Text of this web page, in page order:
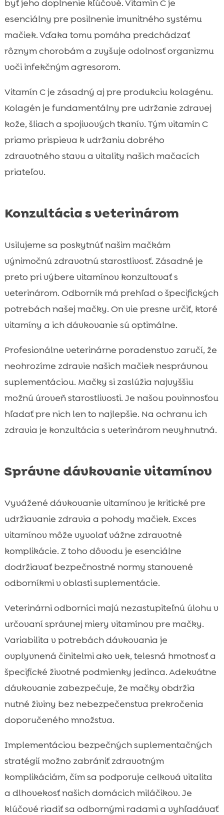
byť jeho doplnenie kľúčové. Vitamín C je
esenciálny pre posilnenie imunitného systému
mačiek. Vďaka tomu pomáha predchádzať
rôznym chorobám a zvyšuje odolnosť organizmu
voči infekčným agresorom.
Vitamín C je zásadný aj pre produkciu kolagénu.
Kolagén je fundamentálny pre udržanie zdravej
kože, šliach a spojivových tkanív. Tým vitamín C
priamo prispieva k udržaniu dobrého
zdravotného stavu a vitality našich mačacích
priateľov.
Konzultácia s veterinárom
Usilujeme sa poskytnúť našim mačkám
výnimočnú zdravotnú starostlivosť. Zásadné je
preto pri výbere vitamínov konzultovať s
veterinárom. Odborník má prehľad o špecifických
potrebách našej mačky. On vie presne určiť, ktoré
vitamíny a ich dávkovanie sú optimálne.
Profesionálne veterinárne poradenstvo zaručí, že
neohrozíme zdravie našich mačiek nesprávnou
suplementáciou. Mačky si zaslúžia najvyššiu
možnú úroveň starostlivosti. Je našou povinnosťou
hľadať pre nich len to najlepšie. Na ochranu ich
zdravia je konzultácia s veterinárom nevyhnutná.
Správne dávkovanie vitamínov
Vyvážené dávkovanie vitamínov je kritické pre
udržiavanie zdravia a pohody mačiek. Exces
vitamínov môže vyvolať vážne zdravotné
komplikácie. Z toho dôvodu je esenciálne
dodržiavať bezpečnostné normy stanovené
odborníkmi v oblasti suplementácie.
Veterinárni odborníci majú nezastupiteľnú úlohu v
určovaní správnej miery vitamínov pre mačky.
Variabilita v potrebách dávkovania je
ovplyvnená činitelmi ako vek, telesná hmotnosť a
špecifické životné podmienky jedinca. Adekvátne
dávkovanie zabezpečuje, že mačky obdržia
nutné živiny bez nebezpečenstva prekročenia
doporučeného množstva.
Implementáciou bezpečných suplementačných
stratégií možno zabrániť zdravotným
komplikáciám, čím sa podporuje celková vitalita
a dlhovekosť našich domácich miláčikov. Je
klúčové riadiť sa odbornými radami a vyhľadávať